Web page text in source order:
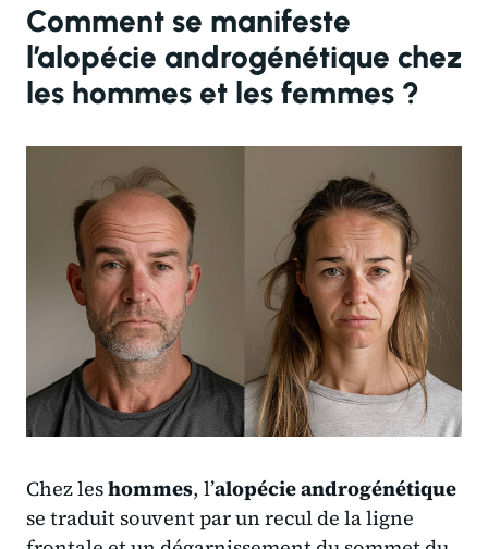
Comment se manifeste
l’alopécie androgénétique chez
les hommes et les femmes ?
Chez leshommes, l’alopécie androgénétique
se traduit souvent par un recul de la ligne